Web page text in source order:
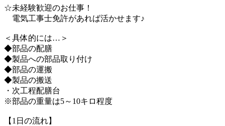
☆未経験歓迎のお仕事！
電気工事士免許があれば活かせます♪
＜具体的には…＞
◆部品の配膳
◆製品への部品取り付け
◆部品の運搬
◆製品の搬送
・次工程配膳台
※部品の重量は5～10キロ程度
【1日の流れ】